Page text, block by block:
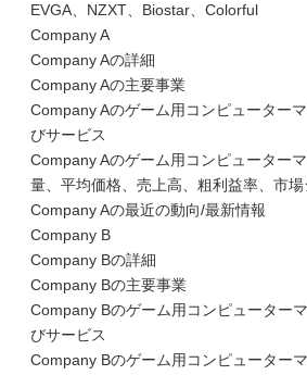
EVGA、NZXT、Biostar、Colorful
Company A
Company Aの詳細
Company Aの主要事業
Company Aのゲーム用コンピューター
びサービス
Company Aのゲーム用コンピューター
量、平均価格、売上高、粗利益率、市場
Company Aの最近の動向/最新情報
Company B
Company Bの詳細
Company Bの主要事業
Company Bのゲーム用コンピューター
びサービス
Company Bのゲーム用コンピューター